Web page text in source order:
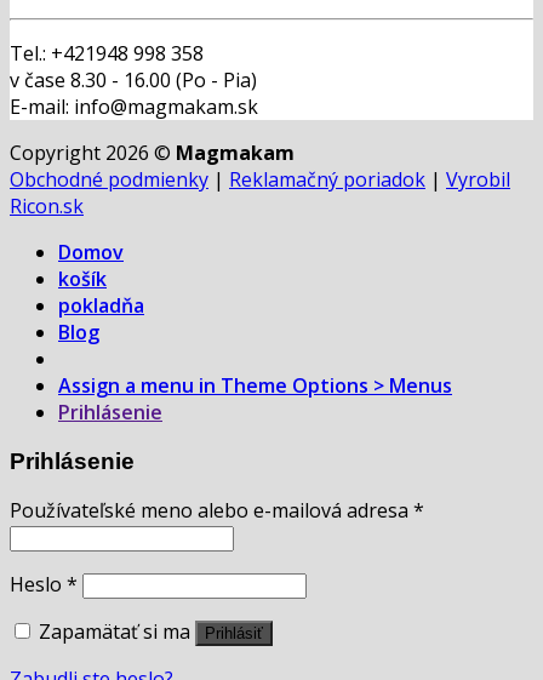
Tel.: +421948 998 358
v čase 8.30 - 16.00 (Po - Pia)
E-mail: info@magmakam.sk
Copyright 2026 © Magmakam
Obchodné podmienky | Reklamačný poriadok | Vyrobil
Ricon.sk
Domov
košík
pokladňa
Blog
Assign a menu in Theme Options > Menus
Prihlásenie
Prihlásenie
Používateľské meno alebo e-mailová adresa *
Heslo *
Zapamätať si ma
Prihlásiť